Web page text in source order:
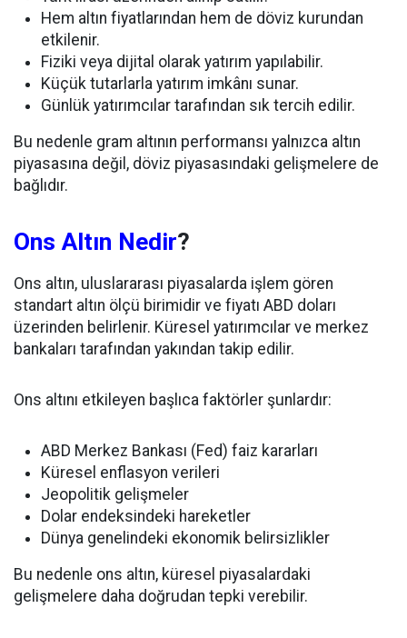
Hem altın fiyatlarından hem de döviz kurundan
etkilenir.
Fiziki veya dijital olarak yatırım yapılabilir.
Küçük tutarlarla yatırım imkânı sunar.
Günlük yatırımcılar tarafından sık tercih edilir.
Bu nedenle gram altının performansı yalnızca altın
piyasasına değil, döviz piyasasındaki gelişmelere de
bağlıdır.
Ons Altın Nedir?
Ons altın, uluslararası piyasalarda işlem gören
standart altın ölçü birimidir ve fiyatı ABD doları
üzerinden belirlenir. Küresel yatırımcılar ve merkez
bankaları tarafından yakından takip edilir.
Ons altını etkileyen başlıca faktörler şunlardır:
ABD Merkez Bankası (Fed) faiz kararları
Küresel enflasyon verileri
Jeopolitik gelişmeler
Dolar endeksindeki hareketler
Dünya genelindeki ekonomik belirsizlikler
Bu nedenle ons altın, küresel piyasalardaki
gelişmelere daha doğrudan tepki verebilir.